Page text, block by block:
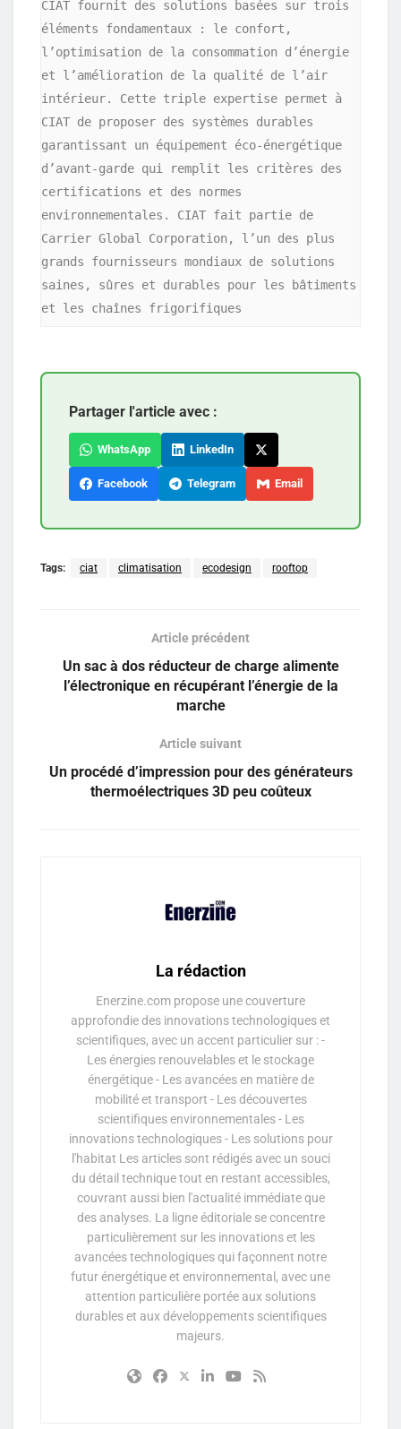
CIAT fournit des solutions basées sur trois
éléments fondamentaux : le confort,
l’optimisation de la consommation d’énergie
et l’amélioration de la qualité de l’air
intérieur. Cette triple expertise permet à
CIAT de proposer des systèmes durables
garantissant un équipement éco-énergétique
d’avant-garde qui remplit les critères des
certifications et des normes
environnementales. CIAT fait partie de
Carrier Global Corporation, l’un des plus
grands fournisseurs mondiaux de solutions
saines, sûres et durables pour les bâtiments
et les chaînes frigorifiques
Partager l'article avec :
WhatsApp LinkedIn
Facebook Telegram Email
Tags: ciat climatisation ecodesign rooftop
Article précédent
Un sac à dos réducteur de charge alimente
l’électronique en récupérant l’énergie de la
marche
Article suivant
Un procédé d’impression pour des générateurs
thermoélectriques 3D peu coûteux
La rédaction
Enerzine.com propose une couverture
approfondie des innovations technologiques et
scientifiques, avec un accent particulier sur : -
Les énergies renouvelables et le stockage
énergétique - Les avancées en matière de
mobilité et transport - Les découvertes
scientifiques environnementales - Les
innovations technologiques - Les solutions pour
l'habitat Les articles sont rédigés avec un souci
du détail technique tout en restant accessibles,
couvrant aussi bien l'actualité immédiate que
des analyses. La ligne éditoriale se concentre
particulièrement sur les innovations et les
avancées technologiques qui façonnent notre
futur énergétique et environnemental, avec une
attention particulière portée aux solutions
durables et aux développements scientifiques
majeurs.